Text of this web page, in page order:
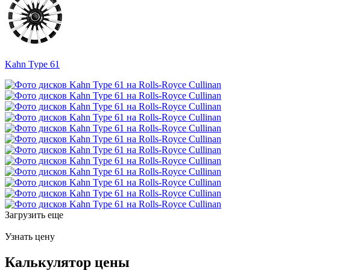
Kahn Type 61
Загрузить еще
Узнать цену
Калькулятор цены